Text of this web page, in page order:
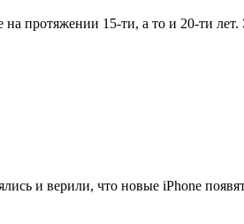
протяжении 15-ти, а то и 20-ти лет.
и верили, что новые iPhone